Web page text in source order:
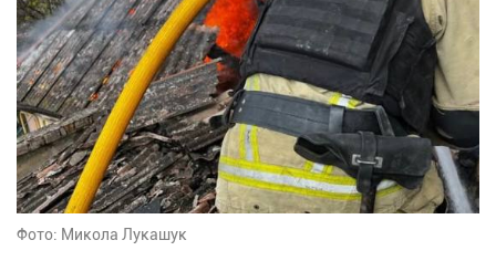
Фото: Микола Лукашук